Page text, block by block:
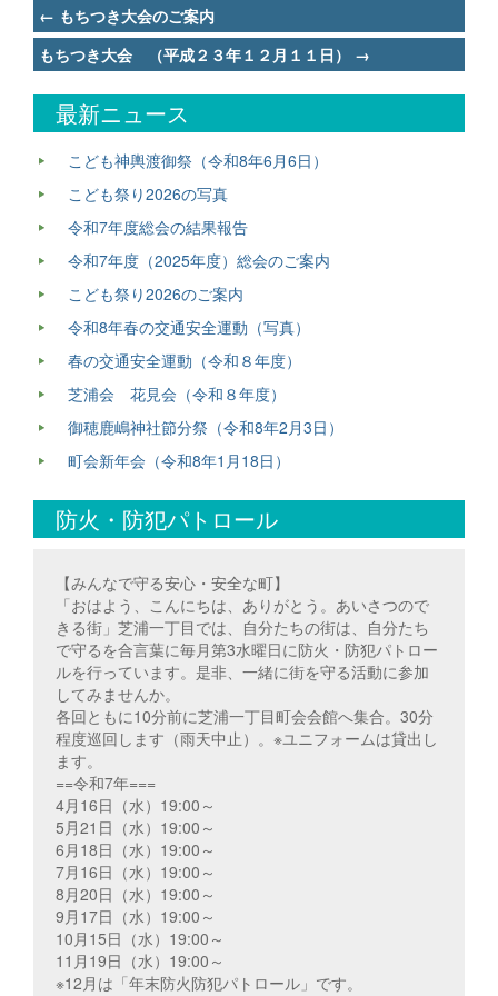
Post
navigation
← もちつき大会のご案内
もちつき大会 （平成２３年１２月１１日） →
最新ニュース
こども神輿渡御祭（令和8年6月6日）
こども祭り2026の写真
令和7年度総会の結果報告
令和7年度（2025年度）総会のご案内
こども祭り2026のご案内
令和8年春の交通安全運動（写真）
春の交通安全運動（令和８年度）
芝浦会 花見会（令和８年度）
御穂鹿嶋神社節分祭（令和8年2月3日）
町会新年会（令和8年1月18日）
防火・防犯パトロール
【みんなで守る安心・安全な町】
「おはよう、こんにちは、ありがとう。あいさつので
きる街」芝浦一丁目では、自分たちの街は、自分たち
で守るを合言葉に毎月第3水曜日に防火・防犯パトロー
ルを行っています。是非、一緒に街を守る活動に参加
してみませんか。
各回ともに10分前に芝浦一丁目町会会館へ集合。30分
程度巡回します（雨天中止）。※ユニフォームは貸出し
ます。
==令和7年===
4月16日（水）19:00～
5月21日（水）19:00～
6月18日（水）19:00～
7月16日（水）19:00～
8月20日（水）19:00～
9月17日（水）19:00～
10月15日（水）19:00～
11月19日（水）19:00～
※12月は「年末防火防犯パトロール」です。